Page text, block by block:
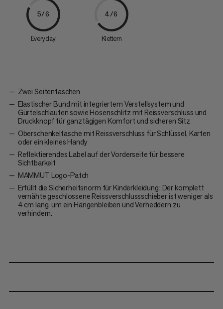
5/6
Everyday
4/6
Klettern
Zwei Seitentaschen
Elastischer Bund mit integriertem Verstellsystem und
Gürtelschlaufen sowie Hosenschlitz mit Reissverschluss und
Druckknopf für ganztägigen Komfort und sicheren Sitz
Oberschenkeltasche mit Reissverschluss für Schlüssel, Karten
oder ein kleines Handy
Reflektierendes Label auf der Vorderseite für bessere
Sichtbarkeit
MAMMUT Logo-Patch
Erfüllt die Sicherheitsnorm für Kinderkleidung: Der komplett
vernähte geschlossene Reissverschlussschieber ist weniger als
4 cm lang, um ein Hängenbleiben und Verheddern zu
verhindern.